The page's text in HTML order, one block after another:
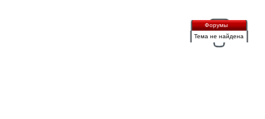
Форумы
Тема не найдена